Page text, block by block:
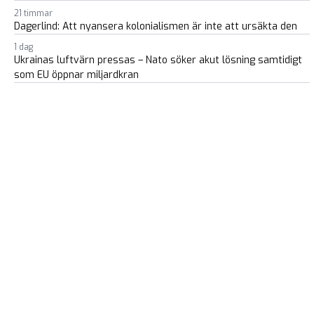
21 timmar
Dagerlind: Att nyansera kolonialismen är inte att ursäkta den
1 dag
Ukrainas luftvärn pressas – Nato söker akut lösning samtidigt
som EU öppnar miljardkran